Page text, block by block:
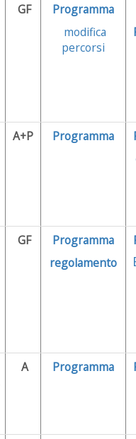
GF
Programma
modifica
percorsi
A+P Programma
GF
Programma
regolamento
A Programma